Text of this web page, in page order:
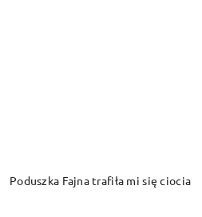
Poduszka Fajna trafiła mi się ciocia